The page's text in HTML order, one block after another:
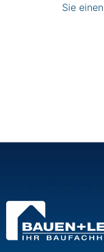
Sie